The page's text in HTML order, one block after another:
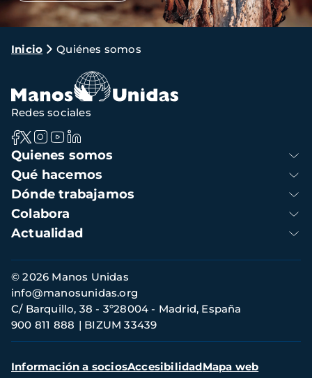
Ruta
navegación
Inicio Quiénes somos
Navegación
principal
Quienes somos
Qué hacemos
Dónde trabajamos
Colabora
Actualidad
Redes sociales
Información
de
contacto
© 2026 Manos Unidas
C/ Barquillo, 38 - 3º28004 - Madrid, España
900 811 888
BIZUM 33439
info@manosunidas.org
Menú
Información a sociosAccesibilidadMapa web